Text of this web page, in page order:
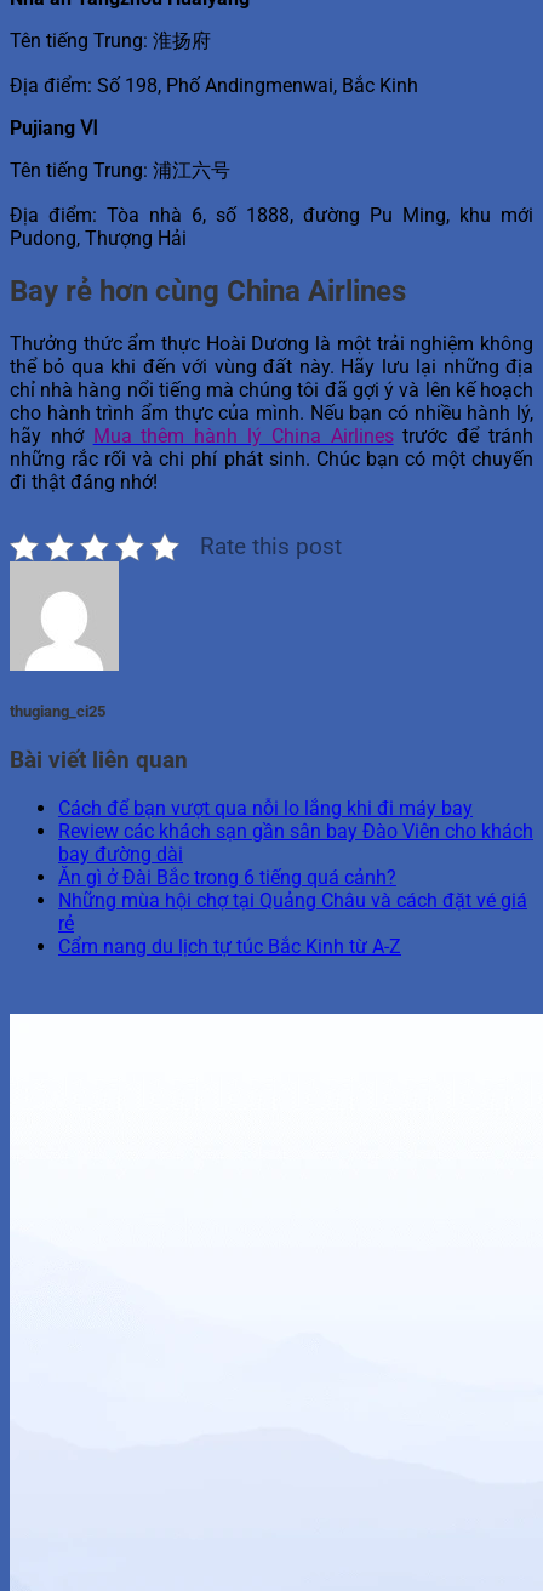
Tên tiếng Trung: 淮扬府
Địa điểm: Số 198, Phố Andingmenwai, Bắc Kinh
Pujiang Ⅵ
Tên tiếng Trung: 浦江六号
Địa điểm: Tòa nhà 6, số 1888, đường Pu Ming, khu mới
Pudong, Thượng Hải
Bay rẻ hơn cùng China Airlines
Thưởng thức ẩm thực Hoài Dương là một trải nghiệm không
thể bỏ qua khi đến với vùng đất này. Hãy lưu lại những địa
chỉ nhà hàng nổi tiếng mà chúng tôi đã gợi ý và lên kế hoạch
cho hành trình ẩm thực của mình. Nếu bạn có nhiều hành lý,
hãy nhớ Mua thêm hành lý China Airlinestrước để tránh
những rắc rối và chi phí phát sinh. Chúc bạn có một chuyến
đi thật đáng nhớ!
Rate this post
thugiang_ci25
Bài viết liên quan
Cách để bạn vượt qua nỗi lo lắng khi đi máy bay
Review các khách sạn gần sân bay Đào Viên cho khách
bay đường dài
Ăn gì ở Đài Bắc trong 6 tiếng quá cảnh?
Những mùa hội chợ tại Quảng Châu và cách đặt vé giá
rẻ
Cẩm nang du lịch tự túc Bắc Kinh từ A-Z